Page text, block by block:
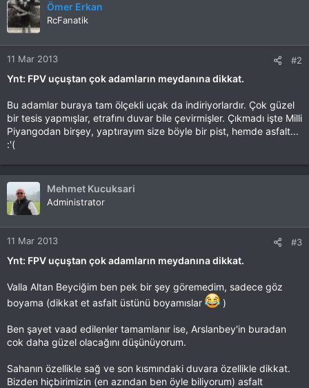
Ömer Erkan
RcFanatik
11 Mar 2013 #2
Ynt: FPV uçuştan çok adamların meydanına dikkat.
Bu adamlar buraya tam ölçekli uçak da indiriyorlardır. Çok güzel
bir tesis yapmışlar, etrafını duvar bile çevirmişler. Çıkmadı işte Milli
Piyangodan birşey, yaptırayım size böyle bir pist, hemde asfalt...
:'(
Mehmet Kucuksari
Administrator
11 Mar 2013 #3
Ynt: FPV uçuştan çok adamların meydanına dikkat.
Valla Altan Beyciğim ben pek bir şey göremedim, sadece göz
boyama (dikkat et asfalt üstünü boyamıslar
)
Ben şayet vaad edilenler tamamlanır ise, Arslanbey'in buradan
cok daha güzel olacağını düşünüyorum.
Sahanın özellikle sağ ve son kısmındaki duvara özellikle dikkat.
Bizden hiçbirimizin (en azından ben öyle biliyorum) asfalt